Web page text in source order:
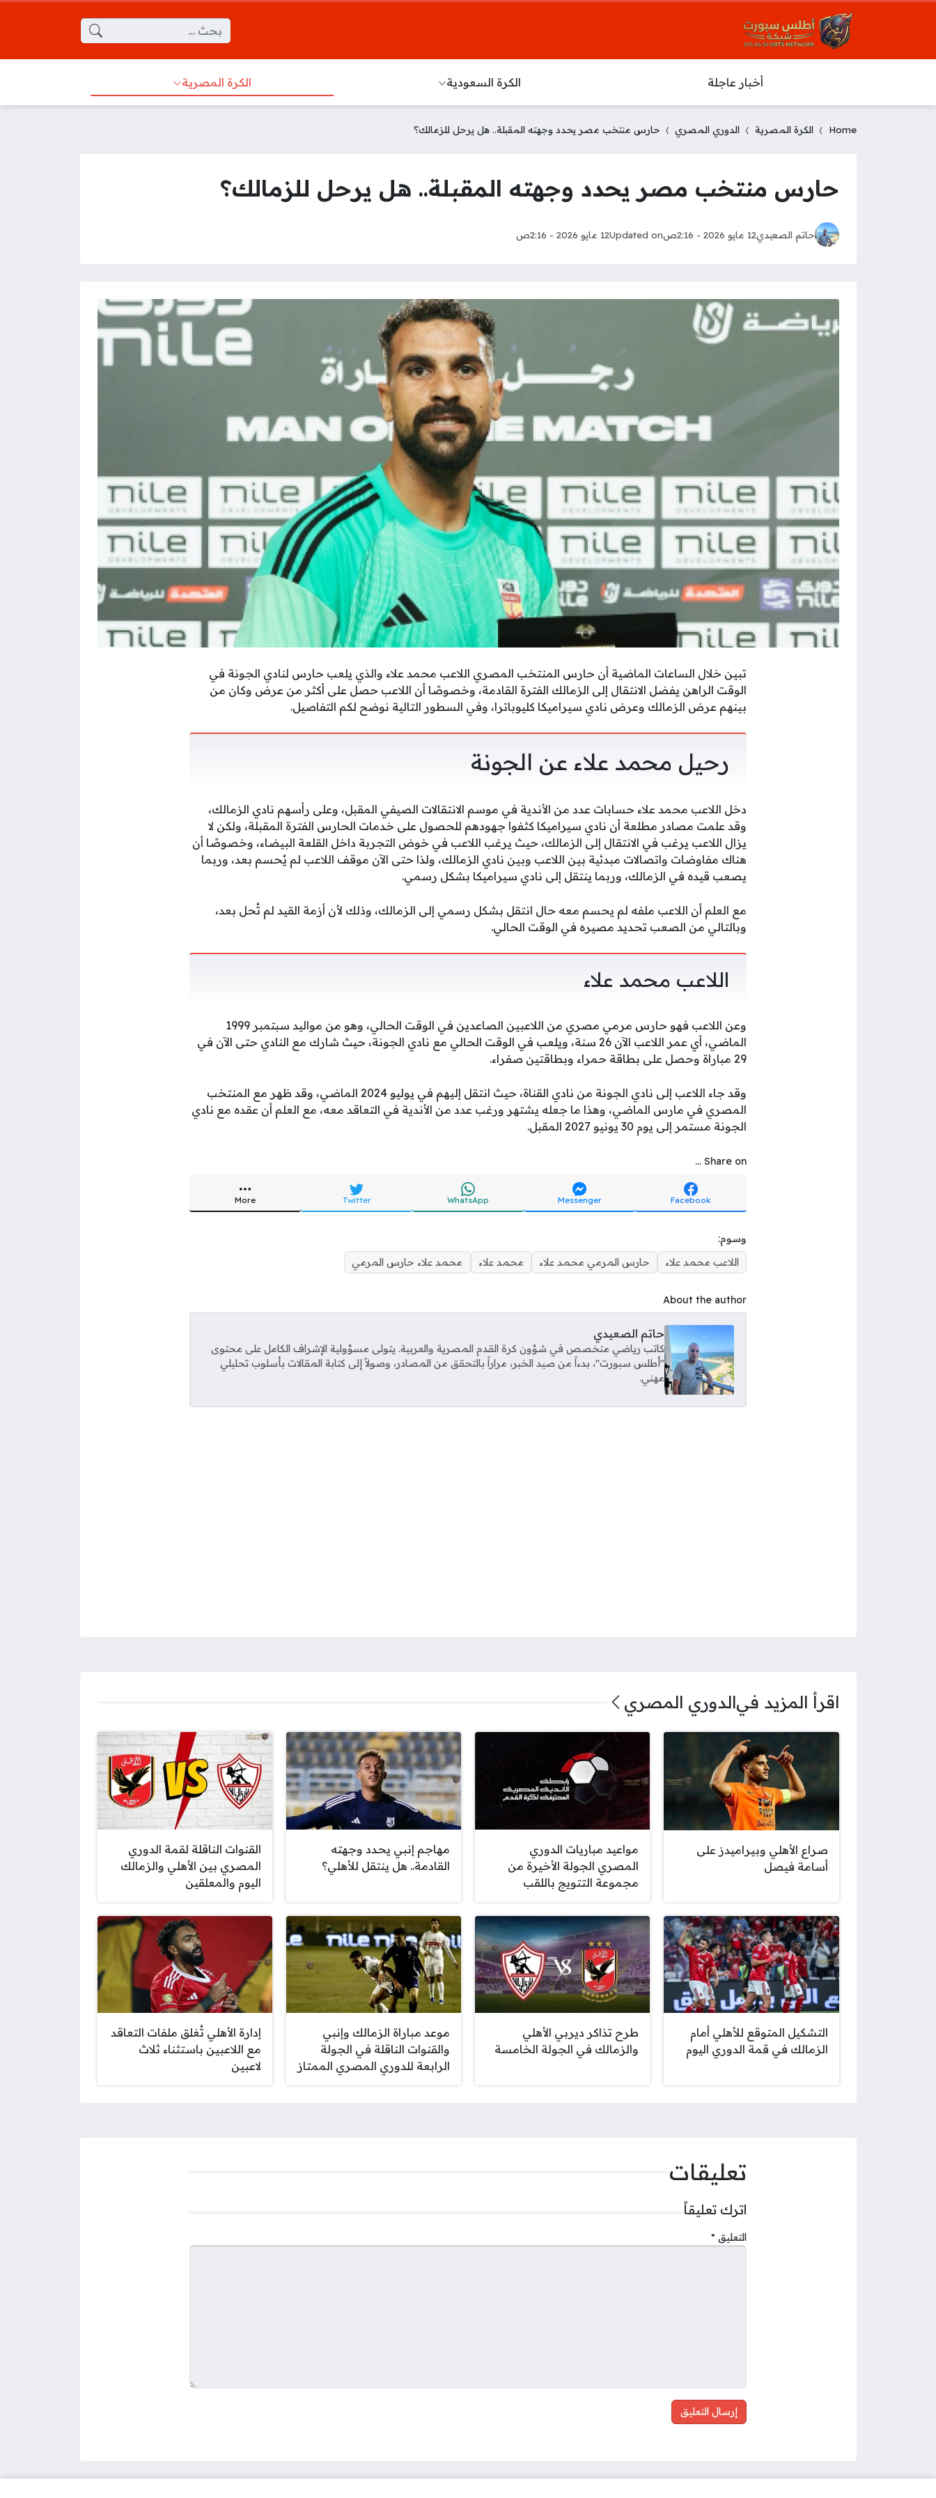
البحث عن:
أخبار عاجلة الكرة السعودية الكرة المصرية
Home الكرة المصرية الدوري المصري حارس منتخب مصر يحدد وجهته المقبلة.. هل يرحل للزمالك؟
حارس منتخب مصر يحدد وجهته المقبلة.. هل يرحل للزمالك؟
حاتم الصعيدي12 مايو 2026 - 2:16ص Updated on12 مايو 2026 - 2:16ص
تبين خلال الساعات الماضية أن حارس المنتخب المصري اللاعب محمد علاء والذي يلعب حارس لنادي الجونة في
الوقت الراهن يفضل الانتقال إلى الزمالك الفترة القادمة، وخصوصًا أن اللاعب حصل على أكثر من عرض وكان من
بينهم عرض الزمالك وعرض نادي سيراميكا كليوباترا، وفي السطور التالية نوضح لكم التفاصيل.
رحيل محمد علاء عن الجونة
دخل اللاعب محمد علاء حسابات عدد من الأندية في موسم الانتقالات الصيفي المقبل، وعلى رأسهم نادي الزمالك،
وقد علمت مصادر مطلعة أن نادي سيراميكا كثفوا جهودهم للحصول على خدمات الحارس الفترة المقبلة، ولكن لا
يزال اللاعب يرغب في الانتقال إلى الزمالك، حيث يرغب اللاعب في خوض التجربة داخل القلعة البيضاء، وخصوصًا أن
هناك مفاوضات واتصالات مبدئية بين اللاعب وبين نادي الزمالك، ولذا حتى الآن موقف اللاعب لم يُحسم بعد، وربما
يصعب قيده في الزمالك، وربما ينتقل إلى نادي سيراميكا بشكل رسمي.
مع العلم أن اللاعب ملفه لم يحسم معه حال انتقل بشكل رسمي إلى الزمالك، وذلك لأن أزمة القيد لم تُحل بعد،
وبالتالي من الصعب تحديد مصيره في الوقت الحالي.
اللاعب محمد علاء
وعن اللاعب فهو حارس مرمي مصري من اللاعبين الصاعدين في الوقت الحالي، وهو من مواليد سبتمبر 1999
الماضي، أي عمر اللاعب الآن 26 سنة، ويلعب في الوقت الحالي مع نادي الجونة، حيث شارك مع النادي حتى الآن في
29 مباراة وحصل على بطاقة حمراء وبطاقتين صفراء.
وقد جاء اللاعب إلى نادي الجونة من نادي القناة، حيث انتقل إليهم في يوليو 2024 الماضي، وقد ظهر مع المنتخب
المصري في مارس الماضي، وهذا ما جعله يشتهر ورغب عدد من الأندية في التعاقد معه، مع العلم أن عقده مع نادي
الجونة مستمر إلى يوم 30 يونيو 2027 المقبل.
Share on ...
Facebook
Messenger
WhatsApp
Twitter
More
وسوم:
اللاعب محمد علاء
حارس المرمي محمد علاء محمد علاء محمد علاء حارس المرمي
About the author
حاتم الصعيدي
كاتب رياضي متخصص في شؤون كرة القدم المصرية والعربية. يتولى مسؤولية الإشراف الكامل على محتوى
"أطلس سبورت"، بدءاً من صيد الخبر، مراراً بالتحقق من المصادر، وصولاً إلى كتابة المقالات بأسلوب تحليلي
مهني.
اقرأ المزيد فيالدوري المصري
صراع الأهلي وبيراميدز على
أسامة فيصل
مواعيد مباريات الدوري
المصري الجولة الأخيرة من
مجموعة التتويج باللقب
مهاجم إنبي يحدد وجهته
القادمة.. هل ينتقل للأهلي؟
القنوات الناقلة لقمة الدوري
المصري بين الأهلي والزمالك
اليوم والمعلقين
التشكيل المتوقع للأهلي أمام
الزمالك في قمة الدوري اليوم
طرح تذاكر ديربي الأهلي
والزمالك في الجولة الخامسة
موعد مباراة الزمالك وإنبي
والقنوات الناقلة في الجولة
الرابعة للدوري المصري الممتاز
إدارة الأهلي تُغلق ملفات التعاقد
مع اللاعبين باستثناء ثلاث
لاعبين
تعليقات
اترك تعليقاً
التعليق *